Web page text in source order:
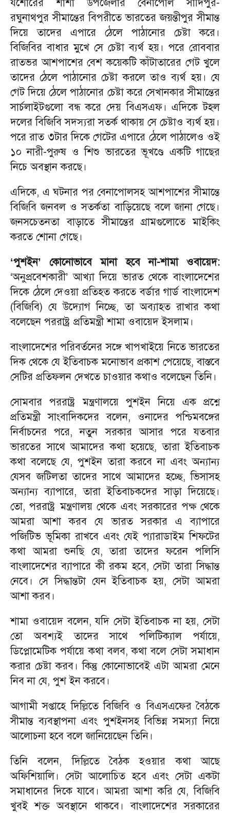
যশোরের শার্শা উপজেলার বেনাপোল সাদিপুর-
রঘুনাথপুর সীমান্তের বিপরীতে ভারতের জয়ন্তীপুর সীমান্ত
দিয়ে তাদের এপারে ঠেলে পাঠানোর চেষ্টা করে।
বিজিবির বাধার মুখে সে চেষ্টা ব্যর্থ হয়। পরে রোববার
রাতভর আশপাশের বেশ কয়েকটি কাঁটাতারের গেট খুলে
তাদের ঠেলে পাঠানোর চেষ্টা করলে তাও ব্যর্থ হয়। যে
গেট দিয়ে ঠেলে পাঠানোর চেষ্টা করে সেখানকার সীমান্তের
সার্চলাইটগুলো বন্ধ করে দেয় বিএসএফ। এদিকে টহল
দলের বিজিবি সদস্যরা সতর্ক থাকায় সে চেষ্টাও ব্যর্থ হয়।
পরে রাত ৩টার দিকে গেটের এপারে ঠেলে পাঠালেও ওই
১০ নারী-পুরুষ ও শিশু ভারতের ভূখণ্ডে একটি গাছের
নিচে অবস্থান করছে।
এদিকে, এ ঘটনার পর বেনাপোলসহ আশপাশের সীমান্তে
বিজিবি জনবল ও সতর্কতা বাড়িয়েছে বলে জানা গেছে।
জনসচেতনতা বাড়াতে সীমান্তের গ্রামগুলোতে মাইকিং
করতে শোনা গেছে।
‘পুশইন’ কোনোভাবে মানা হবে না-শামা ওবায়েদ:
‘অনুপ্রবেশকারী’ আখ্যা দিয়ে ভারত থেকে বাংলাদেশের
দিকে ঠেলে দেওয়া প্রতিহত করতে বর্ডার গার্ড বাংলাদেশ
(বিজিবি) যে উদ্যোগ নিচ্ছে, তা অব্যাহত রাখার কথা
বলেছেন পররাষ্ট্র প্রতিমন্ত্রী শামা ওবায়েদ ইসলাম।
বাংলাদেশের পরিবর্তনের সঙ্গে খাপখাইয়ে নিতে ভারতের
দিক থেকে যে ইতিবাচক মনোভাব প্রকাশ পেয়েছে, বাস্তবে
সেটির প্রতিফলন দেখতে চাওয়ার কথাও বলেছেন তিনি।
সোমবার পররাষ্ট্র মন্ত্রণালয়ে পুশইন নিয়ে এক প্রশ্নে
প্রতিমন্ত্রী সাংবাদিকদের বলেন, ওনাদের পশ্চিমবঙ্গের
নির্বাচনের পরে, নতুন সরকার আসার পরে যতবার
ভারতের সাথে আমাদের কথা হয়েছে, তারা ইতিবাচক
কথা বলেছে যে, পুশইন তারা করবে না এবং অন্যান্য
যেসব জটিলতা তাদের সাথে আমাদের হচ্ছে, ভিসাসহ
অন্যান্য ব্যাপারে, তারা ইতিবাচকদের সাড়া দিয়েছে।
তো, পররাষ্ট্র মন্ত্রণালয় থেকে এবং সরকারের পক্ষ থেকে
আমরা আশা করব যে ভারত সরকার এ ব্যাপারে
পজিটিভ ভূমিকা রাখবে এবং যেই প্যারাডাইম শিফটের
কথা আমরা শুনছি যে, তারা তাদের ফরেন পলিসি
বাংলাদেশের ব্যাপারে কী রকম হবে, সেটা তারা সিদ্ধান্ত
নেবে। সে সিদ্ধান্তটা যেন ইতিবাচক হয়, সেটা আমরা
আশা করব।
শামা ওবায়েদ বলেন, যদি সেটা ইতিবাচক না হয়, সেটা
তো অবশ্যই তাদের সাথে পলিটিক্যাল পর্যায়ে,
ডিপ্লোমেটিক পর্যায়ে কথা বলব, কথা বলে সেটা সমাধান
করার চেষ্টা করব। কিন্তু কোনোভাবেই এটা আমরা মেনে
নিব না যে, পুশ ইন করবে।
আগামী সপ্তাহে দিল্লিতে বিজিবি ও বিএসএফের বৈঠকে
সীমান্ত ব্যবস্থাপনা এবং পুশইনসহ বিভিন্ন সমস্যা নিয়ে
আলোচনা হবে বলে জানিয়েছেন তিনি।
তিনি বলেন, দিল্লিতে বৈঠক হওয়ার কথা আছে
অফিশিয়ালি। সেটা আলোচিত হবে এবং সেটা একটা
সমাধানের দিকে যাবে। আমরা আশা করি যে, বিজিবি
খুবই শক্ত অবস্থানে থাকবে। বাংলাদেশের সরকারের